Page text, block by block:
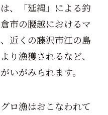
、「延縄」による釣
市の腰越におけるマ
近くの藤沢市江の島
り漁獲されるなど、
いがみられます。
ロ漁はおこなわれて